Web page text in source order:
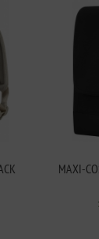
MAXI-